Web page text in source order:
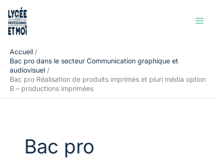
contenu
Accueil
Bac pro dans le secteur Communication graphique et
audiovisuel
Bac pro Réalisation de produits imprimés et pluri média option
B – productions imprimées
Bac pro
Rechercher